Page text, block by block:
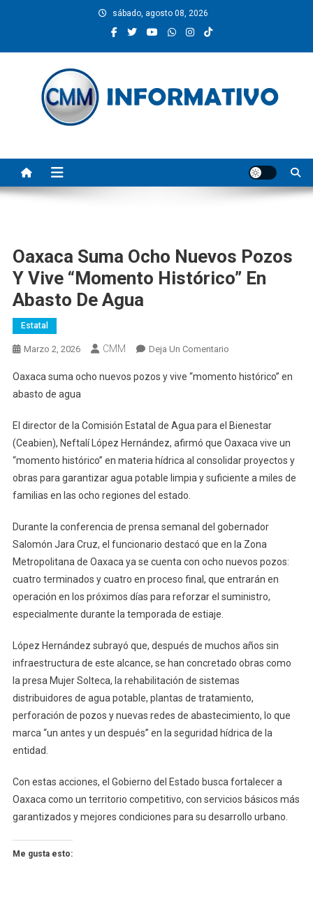
sábado, agosto 08, 2026
Oaxaca Suma Ocho Nuevos Pozos
Y Vive “momento Histórico” En
Abasto De Agua
Estatal
Marzo 2, 2026 CMM Deja Un ComentarioEn
Suma
Pozos
Y
Vive
“momento
Abasto
De
Agua
Oaxaca suma ocho nuevos pozos y vive “momento histórico” en
abasto de agua
El director de la Comisión Estatal de Agua para el Bienestar
(Ceabien), Neftalí López Hernández, afirmó que Oaxaca vive un
“momento histórico” en materia hídrica al consolidar proyectos y
obras para garantizar agua potable limpia y suficiente a miles de
familias en las ocho regiones del estado.
Durante la conferencia de prensa semanal del gobernador
Salomón Jara Cruz, el funcionario destacó que en la Zona
Metropolitana de Oaxaca ya se cuenta con ocho nuevos pozos:
cuatro terminados y cuatro en proceso final, que entrarán en
operación en los próximos días para reforzar el suministro,
especialmente durante la temporada de estiaje.
López Hernández subrayó que, después de muchos años sin
infraestructura de este alcance, se han concretado obras como
la presa Mujer Solteca, la rehabilitación de sistemas
distribuidores de agua potable, plantas de tratamiento,
perforación de pozos y nuevas redes de abastecimiento, lo que
marca “un antes y un después” en la seguridad hídrica de la
entidad.
Con estas acciones, el Gobierno del Estado busca fortalecer a
Oaxaca como un territorio competitivo, con servicios básicos más
garantizados y mejores condiciones para su desarrollo urbano.
Me gusta esto: